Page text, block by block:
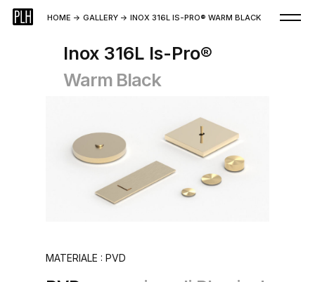
HOME -> GALLERY -> INOX 316L IS-PRO® WARM BLACK
Inox 316L Is-Pro®
Warm Black
MATERIALE : PVD